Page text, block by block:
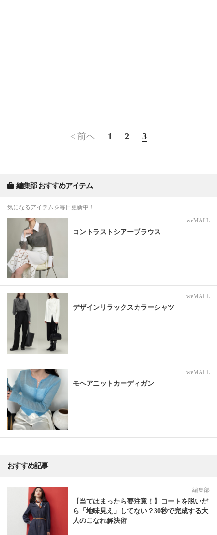
< 前へ 1 2 3
編集部 おすすめアイテム
気になるアイテムを毎日更新中！
weMALL
コントラストシアーブラウス
weMALL
デザインリラックスカラーシャツ
weMALL
モヘアニットカーディガン
おすすめ記事
編集部
【当てはまったら要注意！】コートを脱いだ
ら「地味見え」してない？30秒で完成する大
人のこなれ解決術